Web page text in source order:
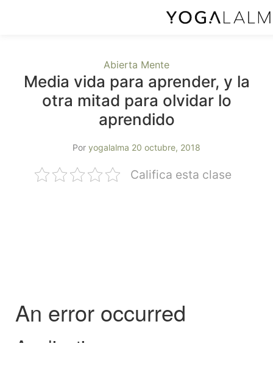
Abierta Mente
Media vida para aprender, y la
otra mitad para olvidar lo
aprendido
Por yogalalma 20 octubre, 2018
Califica esta clase